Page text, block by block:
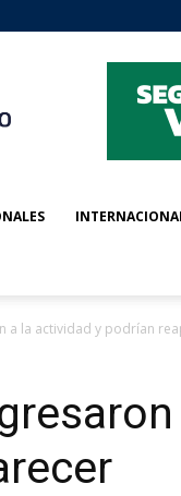
a la actividad y podrían